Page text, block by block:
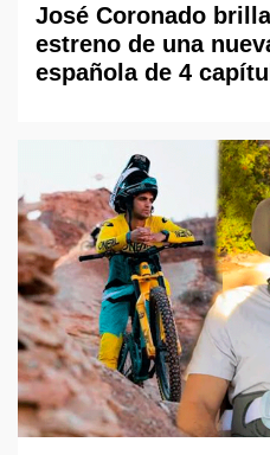
José Coronado
estreno de una
española de 4